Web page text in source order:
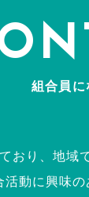
組合員に
おり、地域
動に興味